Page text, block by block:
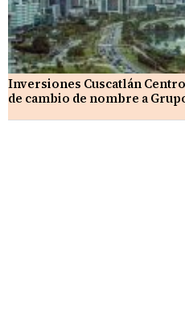
Inversiones Cuscatlán
de cambio de nombre a